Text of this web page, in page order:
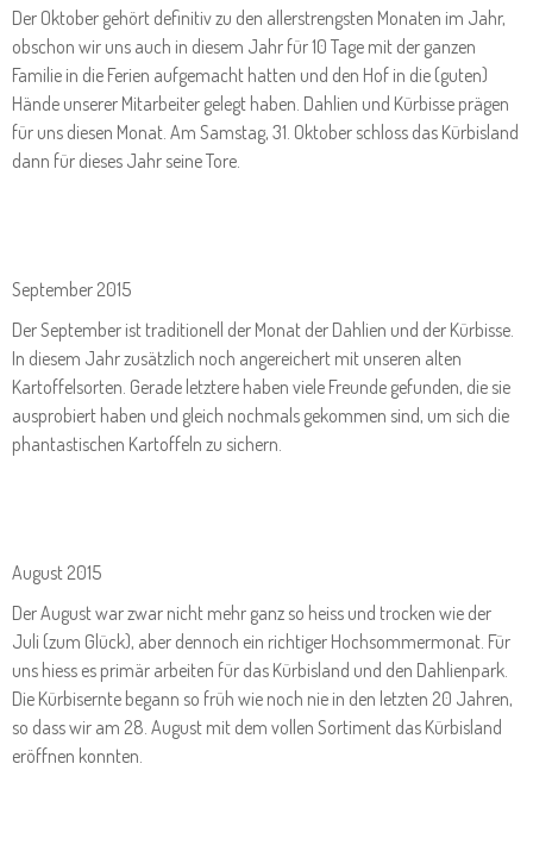
Der Oktober gehört definitiv zu den allerstrengsten Monaten im Jahr,
obschon wir uns auch in diesem Jahr für 10 Tage mit der ganzen
Familie in die Ferien aufgemacht hatten und den Hof in die (guten)
Hände unserer Mitarbeiter gelegt haben. Dahlien und Kürbisse prägen
für uns diesen Monat. Am Samstag, 31. Oktober schloss das Kürbisland
dann für dieses Jahr seine Tore.
September 2015
Der September ist traditionell der Monat der Dahlien und der Kürbisse.
In diesem Jahr zusätzlich noch angereichert mit unseren alten
Kartoffelsorten. Gerade letztere haben viele Freunde gefunden, die sie
ausprobiert haben und gleich nochmals gekommen sind, um sich die
phantastischen Kartoffeln zu sichern.
August 2015
Der August war zwar nicht mehr ganz so heiss und trocken wie der
Juli (zum Glück), aber dennoch ein richtiger Hochsommermonat. Für
uns hiess es primär arbeiten für das Kürbisland und den Dahlienpark.
Die Kürbisernte begann so früh wie noch nie in den letzten 20 Jahren,
so dass wir am 28. August mit dem vollen Sortiment das Kürbisland
eröffnen konnten.